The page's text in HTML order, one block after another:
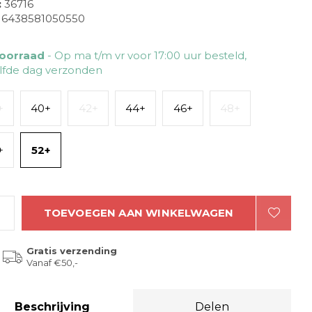
36716
- Op ma t/m vr voor 17:00 uur besteld,
dag verzonden
40+ 42+ 44+ 46+ 48+
52+
TOEVOEGEN AAN WINKELWAGEN
Gratis verzending
Vanaf €50,-
Beschrijving Delen